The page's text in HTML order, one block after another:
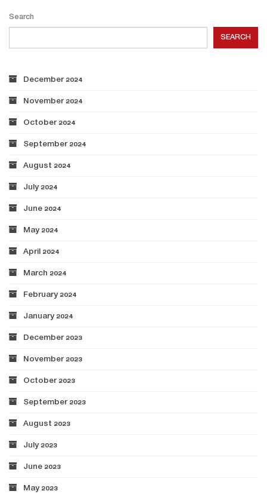
Search
SEARCH
December 2024
November 2024
October 2024
September 2024
August 2024
July 2024
June 2024
May 2024
April 2024
March 2024
February 2024
January 2024
December 2023
November 2023
October 2023
September 2023
August 2023
July 2023
June 2023
May 2023